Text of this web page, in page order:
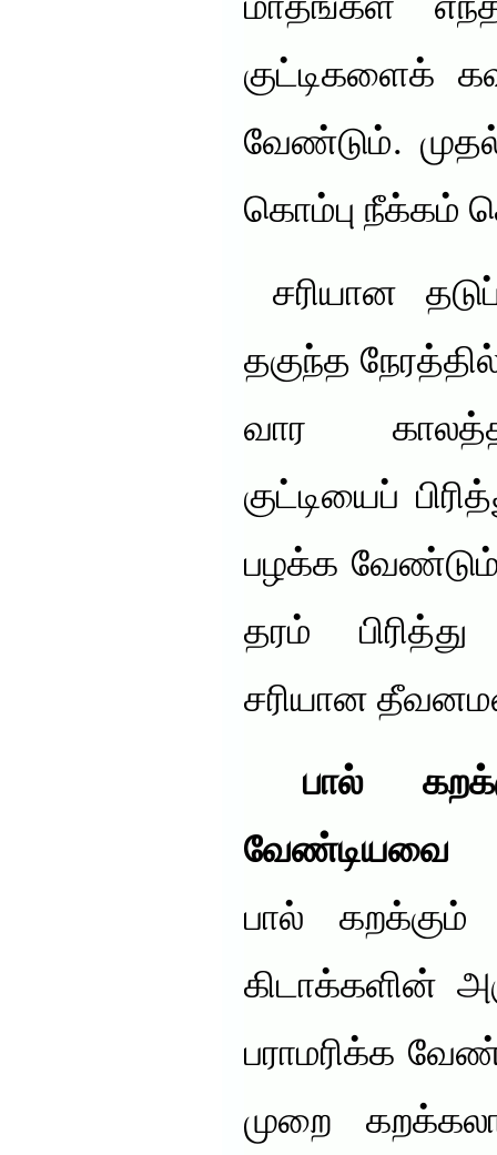
மாதங்கள் எந்த
குட்டிகளைக்
வேண்டும்.
கொம்பு நீக்கம்
சரியான
தகுந்த
வார
குட்டியைப்
பழக்க
தரம்
சரியான
பால்
வேண்டியவை
பால்
கிடாக்களின்
பராமரிக்க
முறை